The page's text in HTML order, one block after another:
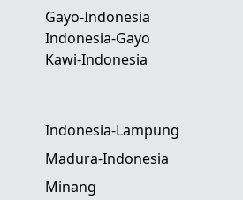
Gayo-Indonesia
Indonesia-Gayo
Kawi-Indonesia
Indonesia-Lampung
Madura-Indonesia
Minang